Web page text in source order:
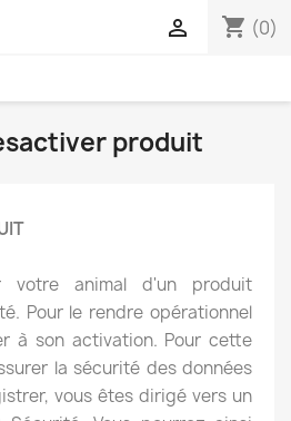
shopping_cart (0)

produit
votre animal d'un produit
Pour le rendre opérationnel
à son activation. Pour cette
la sécurité des données
vous êtes dirigé vers un